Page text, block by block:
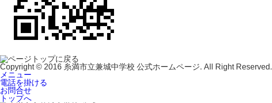
Copyright © 2016 糸満市立兼城中学校 公式ホームページ. All Right Reserved.
メニュー
電話を掛ける
お問合せ
トップへ